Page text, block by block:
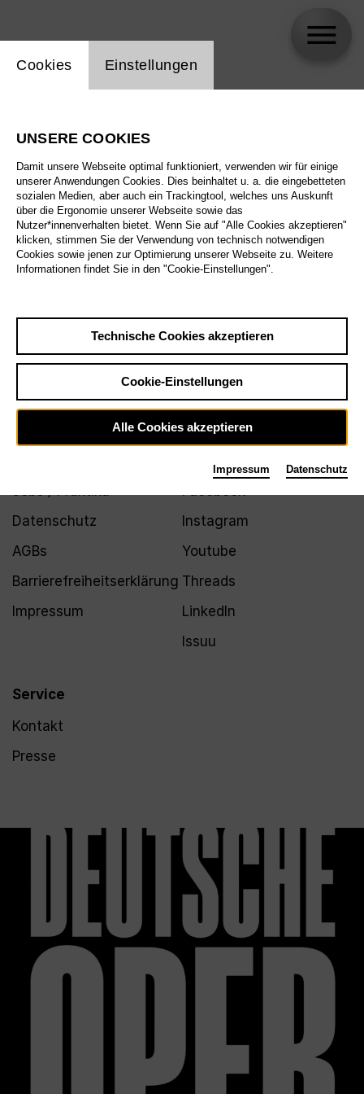
Biographie
Spielplan
Jobs / Praktika
Datenschutz
AGBs
Barrierefreiheitserklärung
Impressum
Service
Kontakt
Presse
Facebook
Instagram
Youtube
Threads
LinkedIn
Issuu
Einstellung Website Cookie
Cookies Einstellungen
UNSERE COOKIES
Damit unsere Webseite optimal funktioniert, verwenden wir für einige
unserer Anwendungen Cookies. Dies beinhaltet u. a. die eingebetteten
sozialen Medien, aber auch ein Trackingtool, welches uns Auskunft
über die Ergonomie unserer Webseite sowie das
Nutzer*innenverhalten bietet. Wenn Sie auf "Alle Cookies akzeptieren"
klicken, stimmen Sie der Verwendung von technisch notwendigen
Cookies sowie jenen zur Optimierung unserer Webseite zu. Weitere
Informationen findet Sie in den "Cookie-Einstellungen".
Technische Cookies akzeptieren
Cookie-Einstellungen
Alle Cookies akzeptieren
Impressum Datenschutz